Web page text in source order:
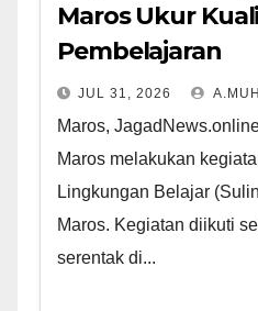
Maros Ukur
Pembelajaran
JUL 31, 2026
Maros,
Maros melakukan
Lingkungan Belajar
Maros. Kegiatan diikuti
serentak di...